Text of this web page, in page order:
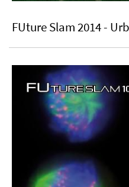
FUture Slam 2014 -